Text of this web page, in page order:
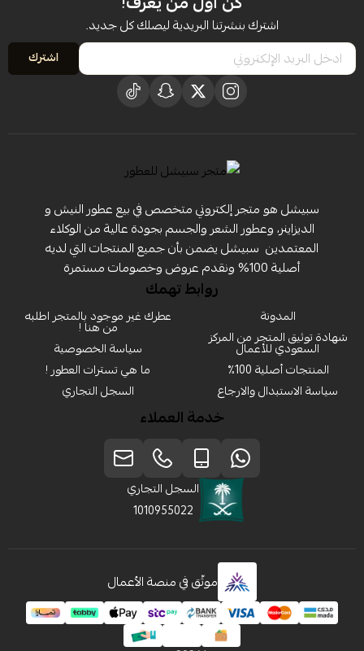
اشترك بنشرتنا البريدية ليصلك كل جديد.
اشترك
سبيشل هو متجر إلكتروني متخصص في بيع عطور النيش و
الديزاينر، وعطور الشعر والجسم بجودة عالية من الوكلاء
المعتمدين ‏ سبيشل يضمن بأن جميع المنتجات التي لديه
أصلية 100% ونقدم عروض وخصومات مستمرة
روابط تهمك
المدونة
شهادة توثيق المتجر من المركز
السعودي للأعمال
المنتجات أصلية 100٪
سياسة الاستبدال والارجاع
عطرك غير موجود بالمتجر اطلبه
من هنا !
سياسة الخصوصية
ما هي تسترات العطور !
السجل التجاري
خدمة العملاء
السجل التجاري
1010955022
موثّق في منصة الأعمال